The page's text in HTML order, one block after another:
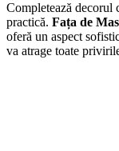
Completează decorul
practică. Fața de
oferă un aspect
va atrage toate